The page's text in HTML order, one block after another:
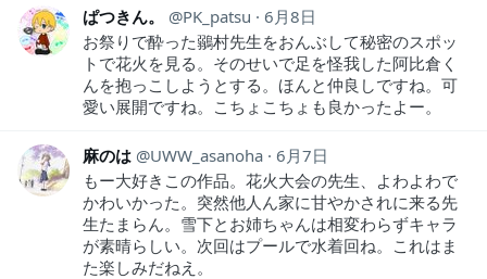
ぱつきん。 PK_patsu
6月8日
お祭りで酔った鶸村先生をおんぶして秘密のスポッ
トで花火を見る。そのせいで足を怪我した阿比倉く
んを抱っこしようとする。ほんと仲良しですね。可
愛い展開ですね。こちょこちょも良かったよー。
麻のは UWW_asanoha 6月7日
もー大好きこの作品。花火大会の先生、よわよわで
かわいかった。突然他人ん家に甘やかされに来る先
生たまらん。雪下とお姉ちゃんは相変わらずキャラ
が素晴らしい。次回はプールで水着回ね。これはま
た楽しみだねえ。